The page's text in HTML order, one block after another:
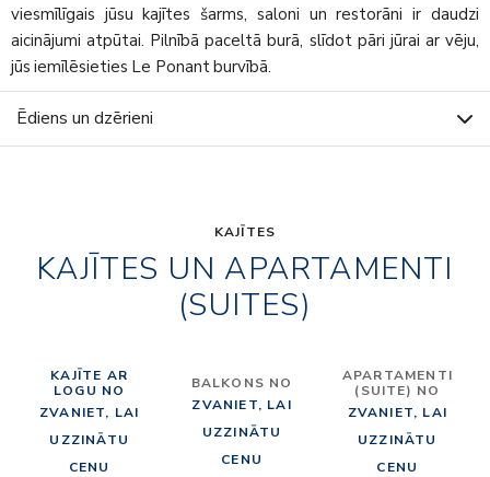
viesmīlīgais jūsu kajītes šarms, saloni un restorāni ir daudzi
aicinājumi atpūtai. Pilnībā paceltā burā, slīdot pāri jūrai ar vēju,
jūs iemīlēsieties Le Ponant burvībā.
Ēdiens un dzērieni
KAJĪTES
KAJĪTES UN APARTAMENTI
(SUITES)
KAJĪTE AR
LOGU NO
ZVANIET, LAI
UZZINĀTU
CENU
BALKONS NO
ZVANIET, LAI
UZZINĀTU
CENU
APARTAMENTI
(SUITE) NO
ZVANIET, LAI
UZZINĀTU
CENU